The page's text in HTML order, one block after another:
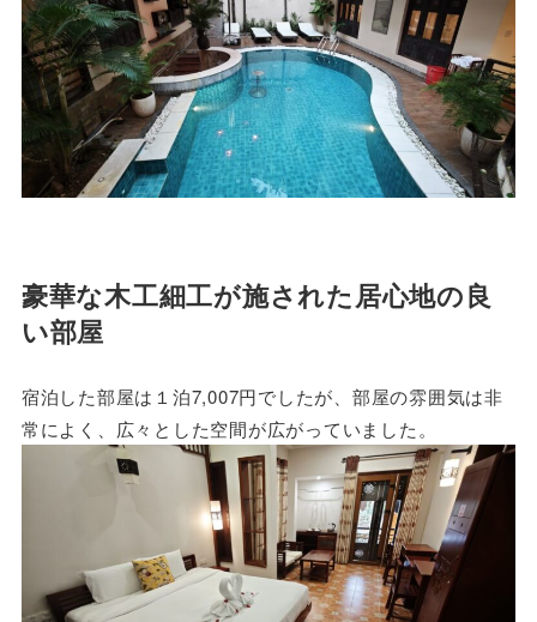
豪華な木工細工が施された居心地の良
い部屋
宿泊した部屋は１泊7,007円でしたが、部屋の雰囲気は非
常によく、広々とした空間が広がっていました。